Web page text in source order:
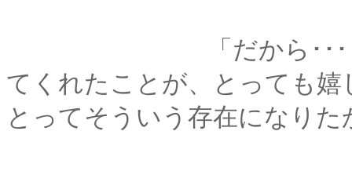
「だから･･････いま
てくれたことが、とっても嬉
とってそういう存在になりた